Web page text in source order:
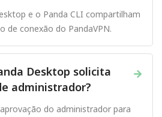
e o Panda CLI compartilham
de conexão do PandaVPN.
→
Desktop solicita
administrador?
do administrador para